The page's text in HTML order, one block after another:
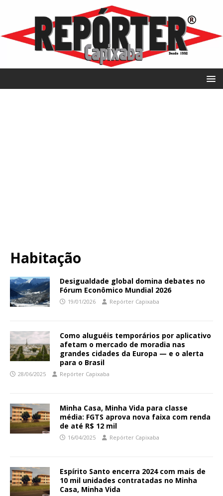
Habitação
Desigualdade global domina debates no
Fórum Econômico Mundial 2026
19/01/2026 Repórter Capixaba
Como aluguéis temporários por aplicativo
afetam o mercado de moradia nas
grandes cidades da Europa — e o alerta
para o Brasil
28/06/2025 Repórter Capixaba
Minha Casa, Minha Vida para classe
média: FGTS aprova nova faixa com renda
de até R$ 12 mil
16/04/2025 Repórter Capixaba
Espírito Santo encerra 2024 com mais de
10 mil unidades contratadas no Minha
Casa, Minha Vida